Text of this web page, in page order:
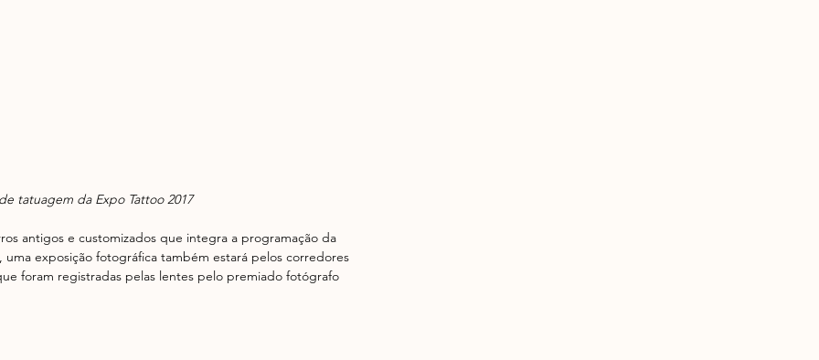
tatuagem da Expo Tattoo 2017
antigos e customizados que integra a programação da
exposição fotográfica também estará pelos corredores
foram registradas pelas lentes pelo premiado fotógrafo